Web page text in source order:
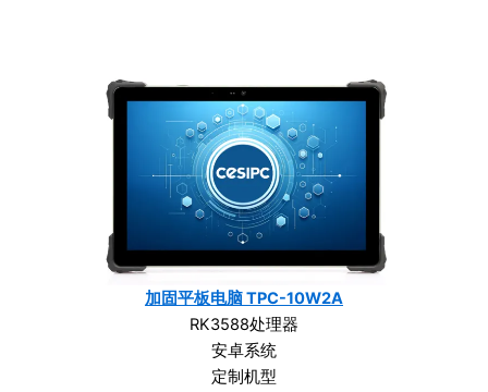
加固平板电脑 TPC-10W2A
RK3588处理器
安卓系统
定制机型